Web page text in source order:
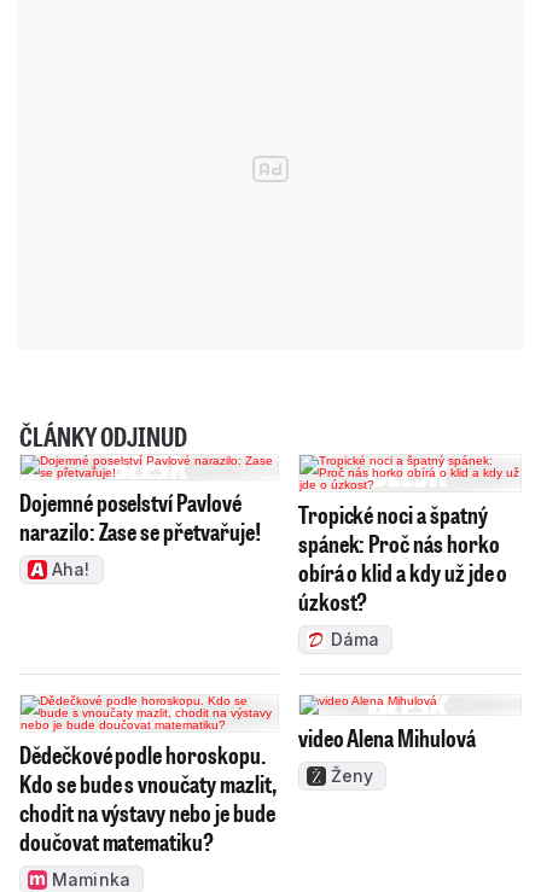
ČLÁNKY ODJINUD
Dojemné poselství Pavlové
narazilo: Zase se přetvařuje!
Aha!
Tropické noci a špatný
spánek: Proč nás horko
obírá o klid a kdy už jde o
úzkost?
Dáma
Dědečkové podle horoskopu.
Kdo se bude s vnoučaty mazlit,
chodit na výstavy nebo je bude
doučovat matematiku?
Maminka
video Alena Mihulová
Ženy